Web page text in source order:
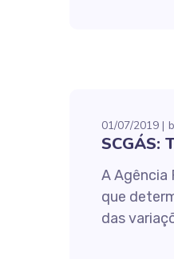
01/07/2019
SCGÁS:
A Agência
que
das